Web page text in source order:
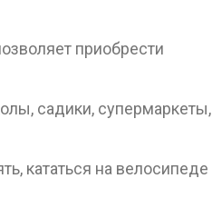
приобрести
садики, супермаркеты,
кататься на велосипеде